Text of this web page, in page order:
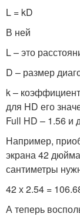
L = kD
В ней
L – это
D – размер
k –
для HD его
Full HD – 1.56 и
Например,
экрана 42
сантиметры
42 х 2.54 =
А теперь